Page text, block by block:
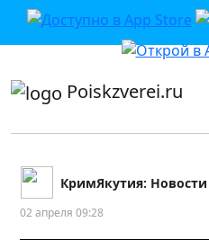
приложении или в VK">
Poiskzverei.ru
КримЯкутия:
02 апреля 09:28